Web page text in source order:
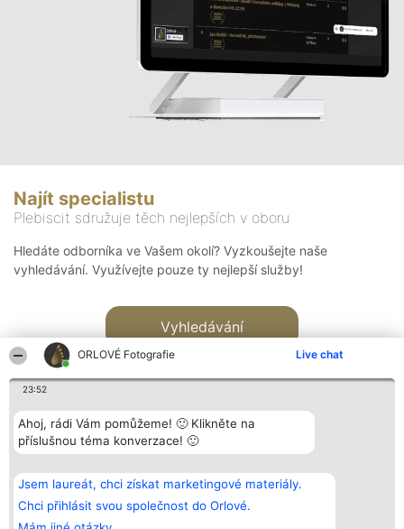
ORLOVÉ Fotografie Live chat
23:52
Ahoj, rádi Vám pomůžeme! 🙂 Klikněte na
příslušnou téma konverzace! 🙂
Jsem laureát, chci získat marketingové materiály.
Chci přihlásit svou společnost do Orlové.
Najít specialistu
Plebiscit sdružuje těch nejlepších v oboru
Hledáte odborníka ve Vašem okolí? Vyzkoušejte naše
vyhledávání. Využívejte pouze ty nejlepší služby!
Vyhledávání
Bright Side Solutions sp. z o.
o. sp. k.
ul. Ruska 22
Wrocław 50-079
KRS 0000749100 | Regon
Vítězové
Seznam všech
laureátů
Zásady
Kontakt